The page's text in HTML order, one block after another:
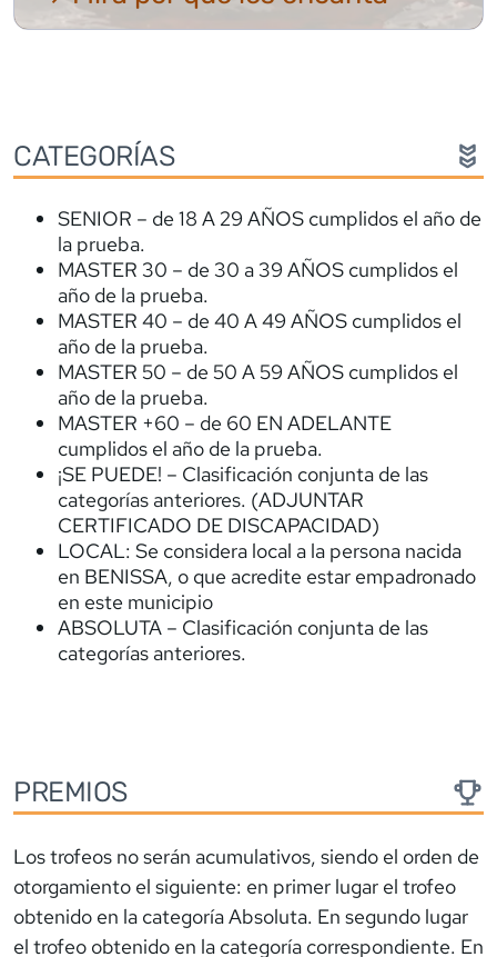
CATEGORÍAS
SENIOR – de 18 A 29 AÑOS cumplidos el año de
la prueba.
MASTER 30 – de 30 a 39 AÑOS cumplidos el
año de la prueba.
MASTER 40 – de 40 A 49 AÑOS cumplidos el
año de la prueba.
MASTER 50 – de 50 A 59 AÑOS cumplidos el
año de la prueba.
MASTER +60 – de 60 EN ADELANTE
cumplidos el año de la prueba.
¡SE PUEDE! – Clasificación conjunta de las
categorías anteriores. (ADJUNTAR
CERTIFICADO DE DISCAPACIDAD)
LOCAL: Se considera local a la persona nacida
en BENISSA, o que acredite estar empadronado
en este municipio
ABSOLUTA – Clasificación conjunta de las
categorías anteriores.
PREMIOS
Los trofeos no serán acumulativos, siendo el orden de
otorgamiento el siguiente: en primer lugar el trofeo
obtenido en la categoría Absoluta. En segundo lugar
el trofeo obtenido en la categoría correspondiente. En